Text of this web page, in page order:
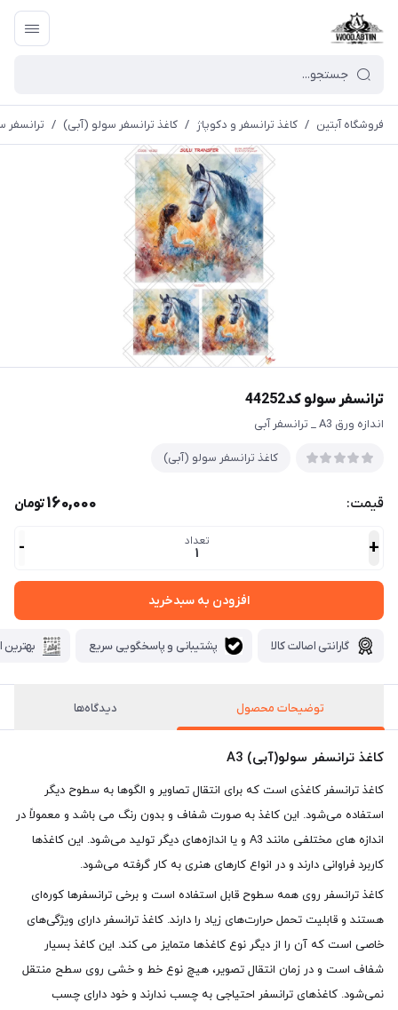
فروشگاه آبتین / كاغذ ترانسفر و دكوپاژ / کاغذ ترانسفر سولو (آبی) / ترانسفر
ترانسفر سولو کد44252
اندازه ورق A3 _ ترانسفر آبی
کاغذ ترانسفر سولو (آبی)
قیمت: 160,000تومان
+ تعداد
1
-
افزودن به سبدخرید
گارانتی اصالت کالا پشتیبانی و پاسخگویی سریع بهترین
توضیحات محصول دیدگاه‌ها
کاغذ ترانسفر سولو(آبی) A3
کاغذ ترانسفر کاغذی است که برای انتقال تصاویر و الگوها به سطوح دیگر
استفاده می‌شود. این کاغذ به صورت شفاف و بدون رنگ می باشد و معمولاً در
اندازه های مختلفی مانند A3 و یا اندازه‌های دیگر تولید می‌شود. این کاغذها
کاربرد فراوانی دارند و در انواع کارهای هنری به کار گرفته می‌شود.
کاغذ ترانسفر روی همه سطوح قابل استفاده است و برخی ترانسفرها کوره‌ای
هستند و قابلیت تحمل حرارت‌های زیاد را دارند. کاغذ ترانسفر دارای ویژگی‌های
خاصی است که آن را از دیگر نوع کاغذها متمایز می کند. این کاغذ بسیار
شفاف است و در زمان انتقال تصویر، هیچ نوع خط و خشی روی سطح منتقل
نمی‌شود. کاغذهای ترانسفر احتیاجی به چسب ندارند و خود دارای چسب